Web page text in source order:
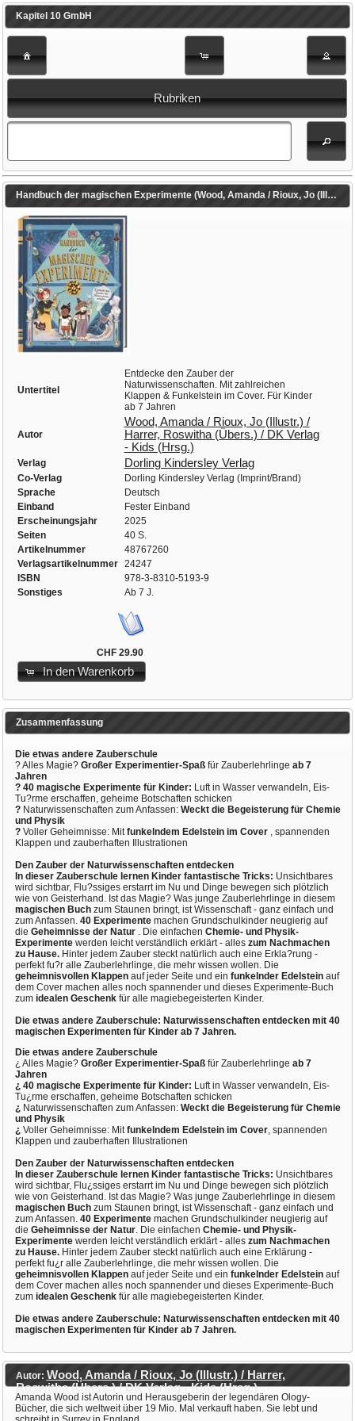
Kapitel 10 GmbH
Rubriken
Handbuch der magischen Experimente (Wood, Amanda / Rioux, Jo (Illustr.) / Harrer, Roswitha (Übers.) / DK Verlag - Kids (Hrsg.))
Untertitel
Entdecke den Zauber der
Naturwissenschaften. Mit zahlreichen
Klappen & Funkelstein im Cover. Für Kinder
ab 7 Jahren
Autor
Wood, Amanda / Rioux, Jo (Illustr.) /
Harrer, Roswitha (Übers.) / DK Verlag
- Kids (Hrsg.)
Verlag Dorling Kindersley Verlag
Co-Verlag
Dorling Kindersley Verlag (Imprint/Brand)
Sprache
Deutsch
Einband
Fester Einband
Erscheinungsjahr
2025
Seiten
40 S.
Artikelnummer
48767260
Verlagsartikelnummer
24247
ISBN
978-3-8310-5193-9
Sonstiges
Ab 7 J.
CHF 29.90
In den Warenkorb
Zusammenfassung
Die etwas andere Zauberschule
? Alles Magie? Großer Experimentier-Spaßfür Zauberlehrlinge ab 7
Jahren
? 40 magische Experimente für Kinder: Luft in Wasser verwandeln, Eis-
Tu?rme erschaffen, geheime Botschaften schicken
? Naturwissenschaften zum Anfassen: Weckt die Begeisterung für Chemie
und Physik
? Voller Geheimnisse: Mitfunkelndem Edelstein im Cover, spannenden
Klappen und zauberhaften Illustrationen
Den Zauber der Naturwissenschaften entdecken
In dieser Zauberschule lernen Kinder fantastische Tricks: Unsichtbares
wird sichtbar, Flu?ssiges erstarrt im Nu und Dinge bewegen sich plötzlich
wie von Geisterhand. Ist das Magie? Was junge Zauberlehrlinge in diesem
magischen Buchzum Staunen bringt, ist Wissenschaft - ganz einfach und
zum Anfassen. 40 Experimentemachen Grundschulkinder neugierig auf
die Geheimnisse der Natur. Die einfachen Chemie- und Physik-
Experimentewerden leicht verständlich erklärt - alles zum Nachmachen
zu Hause.Hinter jedem Zauber steckt natürlich auch eine Erkla?rung -
perfekt fu?r alle Zauberlehrlinge, die mehr wissen wollen. Die
geheimnisvollen Klappenauf jeder Seite und ein funkelnder Edelsteinauf
dem Cover machen alles noch spannender und dieses Experimente-Buch
zum idealen Geschenkfür alle magiebegeisterten Kinder.
Die etwas andere Zauberschule: Naturwissenschaften entdecken mit 40
magischen Experimenten für Kinder ab 7 Jahren.
Die etwas andere Zauberschule
¿ Alles Magie? Großer Experimentier-Spaßfür Zauberlehrlinge ab 7
Jahren
¿ 40 magische Experimente für Kinder: Luft in Wasser verwandeln, Eis-
Tu¿rme erschaffen, geheime Botschaften schicken
¿ Naturwissenschaften zum Anfassen: Weckt die Begeisterung für Chemie
und Physik
¿ Voller Geheimnisse: Mitfunkelndem Edelstein im Cover, spannenden
Klappen und zauberhaften Illustrationen
Den Zauber der Naturwissenschaften entdecken
In dieser Zauberschule lernen Kinder fantastische Tricks: Unsichtbares
wird sichtbar, Flu¿ssiges erstarrt im Nu und Dinge bewegen sich plötzlich
wie von Geisterhand. Ist das Magie? Was junge Zauberlehrlinge in diesem
magischen Buchzum Staunen bringt, ist Wissenschaft - ganz einfach und
zum Anfassen. 40 Experimentemachen Grundschulkinder neugierig auf
die Geheimnisse der Natur. Die einfachen Chemie- und Physik-
Experimentewerden leicht verständlich erklärt - alles zum Nachmachen
zu Hause.Hinter jedem Zauber steckt natürlich auch eine Erklärung -
perfekt fu¿r alle Zauberlehrlinge, die mehr wissen wollen. Die
geheimnisvollen Klappenauf jeder Seite und ein funkelnder Edelsteinauf
dem Cover machen alles noch spannender und dieses Experimente-Buch
zum idealen Geschenkfür alle magiebegeisterten Kinder.
Die etwas andere Zauberschule: Naturwissenschaften entdecken mit 40
magischen Experimenten für Kinder ab 7 Jahren.
Autor: Wood, Amanda / Rioux, Jo (Illustr.) / Harrer,
Roswitha (Übers.) / DK Verlag - Kids (Hrsg.)
Amanda Wood ist Autorin und Herausgeberin der legendären Ology-
Bücher, die sich weltweit über 19 Mio. Mal verkauft haben. Sie lebt und